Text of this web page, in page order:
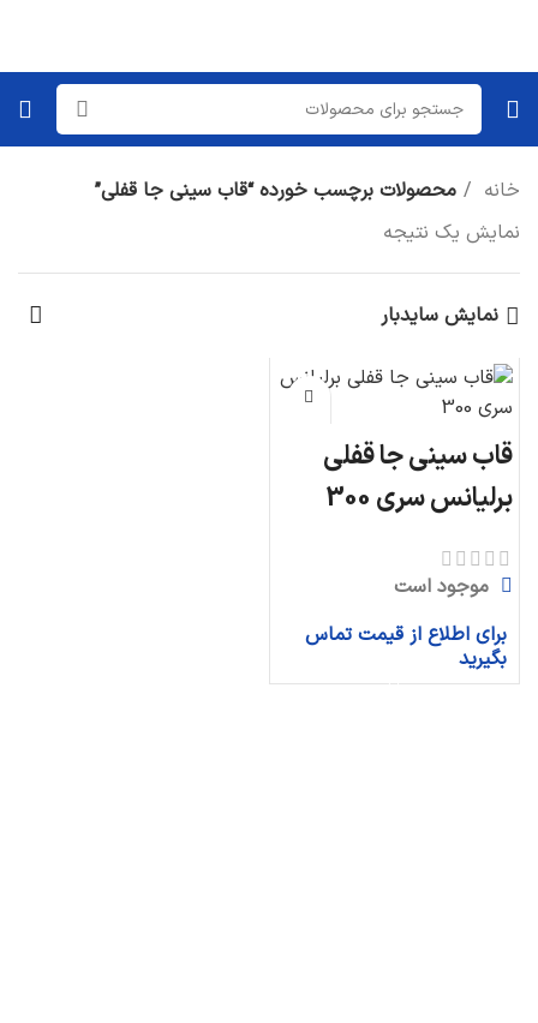
خانه
محصولات برچسب خورده “قاب سینی جا قفلی”
نمایش یک نتیجه
نمایش سایدبار
قاب سینی جا قفلی
برلیانس سری 300
موجود است
برای اطلاع از قیمت تماس
بگیرید